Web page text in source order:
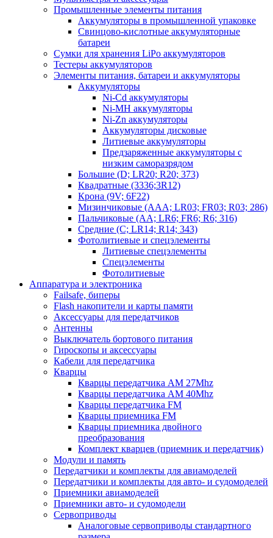
Промышленные элементы питания
Аккумуляторы в промышленной упаковке
Свинцово-кислотные аккумуляторные
батареи
Сумки для хранения LiPo аккумуляторов
Тестеры аккумуляторов
Элементы питания, батареи и аккумуляторы
Аккумуляторы
Ni-Cd аккумуляторы
Ni-MH аккумуляторы
Ni-Zn аккумуляторы
Аккумуляторы дисковые
Литиевые аккумуляторы
Предзаряженные аккумуляторы с
низким саморазрядом
Большие (D; LR20; R20; 373)
Квадратные (3336;3R12)
Крона (9V; 6F22)
Мизинчиковые (AAA; LR03; FR03; R03; 286)
Пальчиковые (AA; LR6; FR6; R6; 316)
Средние (C; LR14; R14; 343)
Фотолитиевые и спецэлементы
Литиевые спецэлементы
Спецэлементы
Фотолитиевые
Аппаратура и электроника
Failsafe, биперы
Flash накопители и карты памяти
Аксессуары для передатчиков
Антенны
Выключатель бортового питания
Гироскопы и аксессуары
Кабели для передатчика
Кварцы
Кварцы передатчика AM 27Mhz
Кварцы передатчика AM 40Mhz
Кварцы передатчика FM
Кварцы приемника FM
Кварцы приемника двойного
преобразования
Комплект кварцев (приемник и передатчик)
Модули и память
Передатчики и комплекты для авиамоделей
Передатчики и комплекты для авто- и судомоделей
Приемники авиамоделей
Приемники авто- и судомодели
Сервоприводы
Аналоговые сервоприводы стандартного